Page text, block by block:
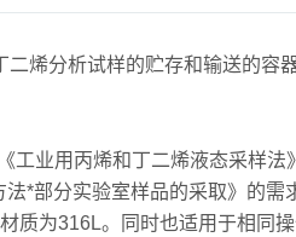
烯分析试样的贮存和输送的容
工业用丙烯和丁二烯液态采样
*部分实验室样品的采取》的需
质为316L。同时也适用于相同